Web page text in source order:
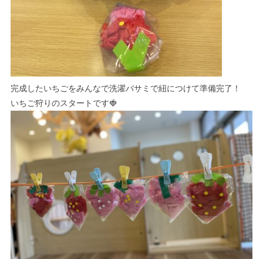
完成したいちごをみんなで洗濯バサミで紐につけて準備完了！
いちご狩りのスタートです🍓